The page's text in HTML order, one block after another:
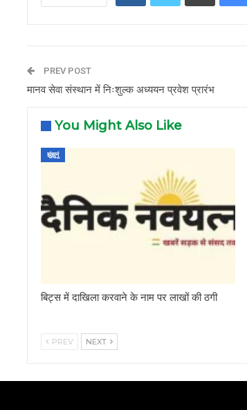
PREV POST
मानव सेवा संस्थान में निःशुल्क अध्ययन प्रवेश प्रारंभ
You Might Also Like
झुंझुनूं
बिट्स में दाखिला करवाने के नाम पर लाखों की ठगी
PREV NEXT